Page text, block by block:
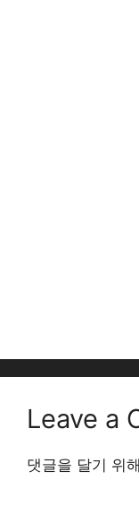
Leave a
댓글을 달기 위